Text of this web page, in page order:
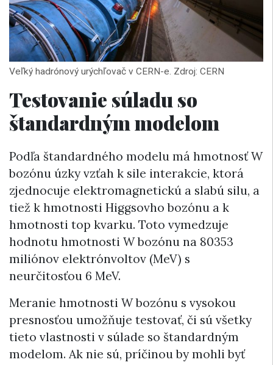
Veľký hadrónový urýchľovač v CERN-e. Zdroj: CERN
Testovanie súladu so
štandardným modelom
Podľa štandardného modelu má hmotnosť W
bozónu úzky vzťah k sile interakcie, ktorá
zjednocuje elektromagnetickú a slabú silu, a
tiež k hmotnosti Higgsovho bozónu a k
hmotnosti top kvarku. Toto vymedzuje
hodnotu hmotnosti W bozónu na 80353
miliónov elektrónvoltov (MeV) s
neurčitosťou 6 MeV.
Meranie hmotnosti W bozónu s vysokou
presnosťou umožňuje testovať, či sú všetky
tieto vlastnosti v súlade so štandardným
modelom. Ak nie sú, príčinou by mohli byť